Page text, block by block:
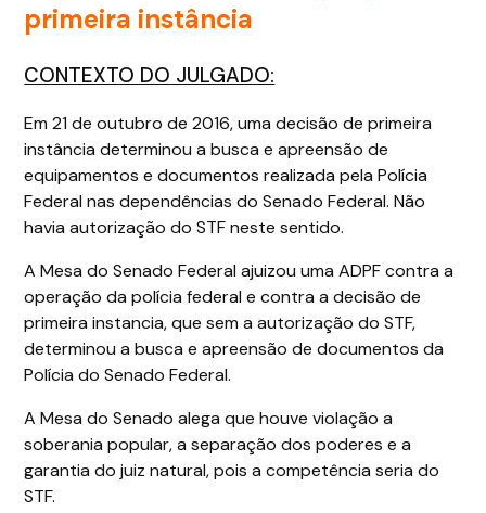
primeira instância
CONTEXTO DO JULGADO:
Em 21 de outubro de 2016, uma decisão de primeira
instância determinou a busca e apreensão de
equipamentos e documentos realizada pela Polícia
Federal nas dependências do Senado Federal. Não
havia autorização do STF neste sentido.
A Mesa do Senado Federal ajuizou uma ADPF contra a
operação da polícia federal e contra a decisão de
primeira instancia, que sem a autorização do STF,
determinou a busca e apreensão de documentos da
Polícia do Senado Federal.
A Mesa do Senado alega que houve violação a
soberania popular, a separação dos poderes e a
garantia do juiz natural, pois a competência seria do
STF.